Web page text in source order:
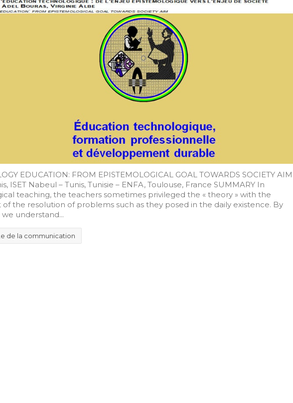
EDUCATION: FROM EPISTEMOLOGICAL GOAL TOWARDS SOCIETY AIM
ISET Nabeul – Tunis, Tunisie – ENFA, Toulouse, France SUMMARY In
teaching, the teachers sometimes privileged the « theory » with the
the resolution of problems such as they posed in the daily existence. By
we understand...
de la communication